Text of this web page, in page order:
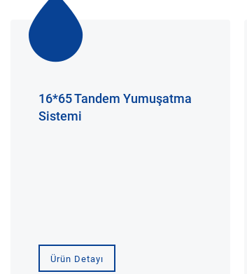
16*65 Tandem Yumuşatma
Sistemi
Ürün Detayı